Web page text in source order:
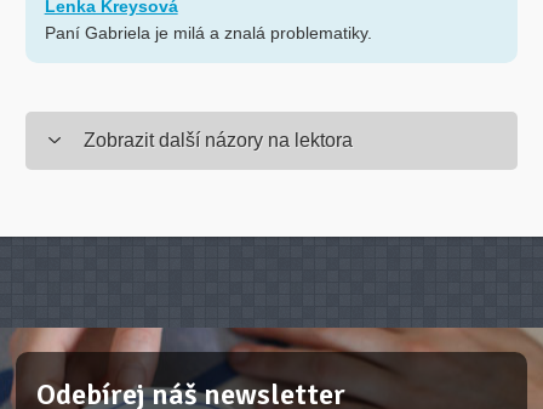
Lenka Kreysová
Paní Gabriela je milá a znalá problematiky.
Zobrazit další názory na lektora
Odebírej náš newsletter